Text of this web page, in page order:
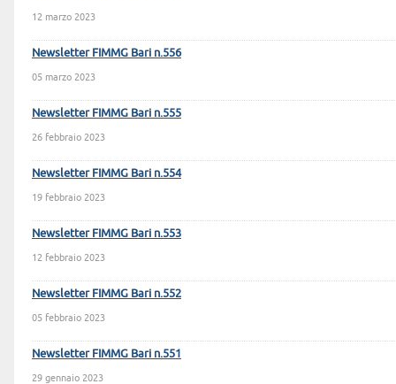
12 marzo 2023
Newsletter FIMMG Bari n.556
05 marzo 2023
Newsletter FIMMG Bari n.555
26 febbraio 2023
Newsletter FIMMG Bari n.554
19 febbraio 2023
Newsletter FIMMG Bari n.553
12 febbraio 2023
Newsletter FIMMG Bari n.552
05 febbraio 2023
Newsletter FIMMG Bari n.551
29 gennaio 2023